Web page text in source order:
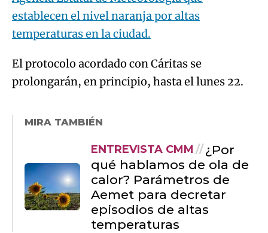
El protocolo acordado con Cáritas se
prolongarán, en principio, hasta el lunes 22.
MIRA TAMBIÉN
ENTREVISTA CMM
¿Por
calor? Parámetros de
episodios de altas
temperaturas
Más plazas en el centro de
alojamiento de urgencia